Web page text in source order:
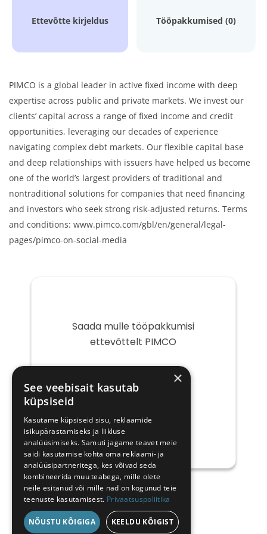
Ettevõtte kirjeldus Tööpakkumised (0)
PIMCO is a global leader in active fixed income with deep
expertise across public and private markets. We invest our
clients’ capital across a range of fixed income and credit
opportunities, leveraging our decades of experience
navigating complex debt markets. Our flexible capital base
and deep relationships with issuers have helped us become
one of the world’s largest providers of traditional and
nontraditional solutions for companies that need financing
and investors who seek strong risk-adjusted returns. Terms
and conditions: www.pimco.com/gbl/en/general/legal-
pages/pimco-on-social-media
Saada mulle tööpakkumisi
ettevõttelt PIMCO
post
×
See veebisait kasutab
küpsiseid
Kasutame küpsiseid sisu, reklaamide
isikupärastamiseks ja liikluse
analüüsimiseks. Samuti jagame teavet meie
saidi kasutamise kohta oma reklaami- ja
analüüsipartneritega, kes võivad seda
kombineerida muu teabega, mille olete
neile esitanud või mille nad on kogunud teie
teenuste kasutamisest. Privaatsuspoliitika
NÕUSTU KÕIGIGA KEELDU KÕIGIST